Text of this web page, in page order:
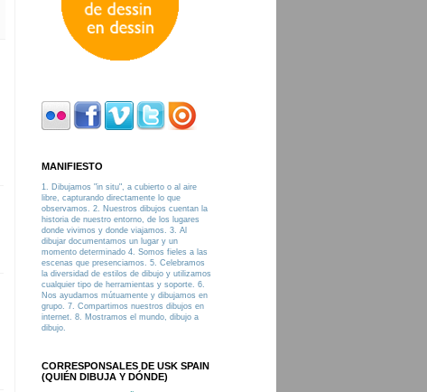
MANIFIESTO
1. Dibujamos "in situ", a cubierto o al aire
libre, capturando directamente lo que
observamos. 2. Nuestros dibujos cuentan la
historia de nuestro entorno, de los lugares
donde vivimos y donde viajamos. 3. Al
dibujar documentamos un lugar y un
momento determinado 4. Somos fieles a las
escenas que presenciamos. 5. Celebramos
la diversidad de estilos de dibujo y utilizamos
cualquier tipo de herramientas y soporte. 6.
Nos ayudamos mútuamente y dibujamos en
grupo. 7. Compartimos nuestros dibujos en
internet. 8. Mostramos el mundo, dibujo a
dibujo.
CORRESPONSALES DE USK SPAIN
(QUIÉN DIBUJA Y DÓNDE)